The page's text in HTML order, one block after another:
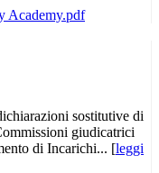
sostitutive di
giudicatrici
di Incarichi... [leggi